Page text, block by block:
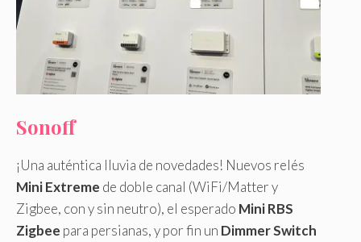
Sonoff
¡Una auténtica lluvia de novedades! Nuevos relés
Mini Extreme de doble canal (WiFi/Matter y
Zigbee, con y sin neutro), el esperado Mini RBS
Zigbee para persianas, y por fin un Dimmer Switch